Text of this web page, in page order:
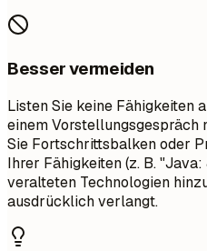
Besser vermeiden
Listen Sie keine Fähigkeiten
einem Vorstellungsgespräch
Sie Fortschrittsbalken oder
Ihrer Fähigkeiten (z. B.
veralteten Technologien
ausdrücklich verlangt.